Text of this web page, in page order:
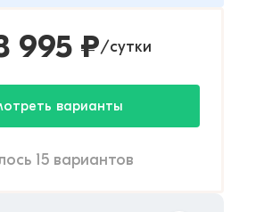
995 ₽/сутки
варианты
15 вариантов